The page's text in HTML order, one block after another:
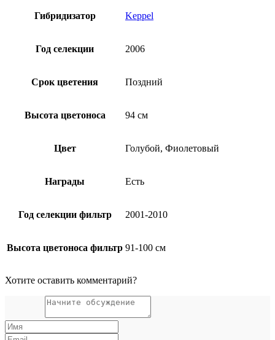
Гибридизатор Keppel
Год селекции 2006
Срок цветения Поздний
Высота цветоноса 94 см
Цвет Голубой, Фиолетовый
Награды Есть
Год селекции фильтр 2001-2010
Высота цветоноса фильтр 91-100 см
Хотите оставить комментарий?